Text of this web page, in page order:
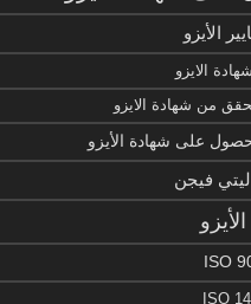
الأيزو
الايزو
من شهادة الايزو
على شهادة الأيزو
فيجن